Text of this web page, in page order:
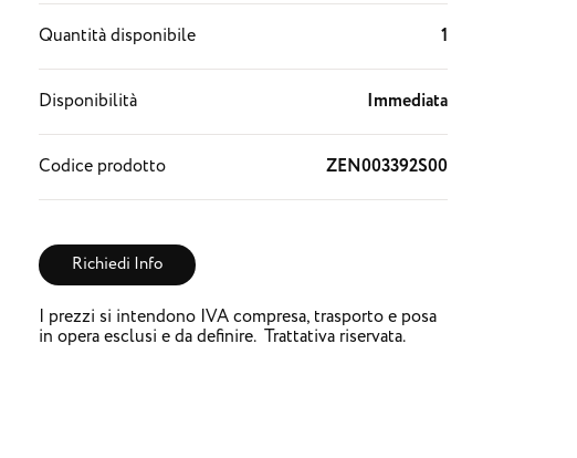
Quantità disponibile 1
Disponibilità Immediata
Codice prodotto ZEN003392S00
Richiedi Info
I prezzi si intendono IVA compresa, trasporto e posa
in opera esclusi e da definire. Trattativa riservata.